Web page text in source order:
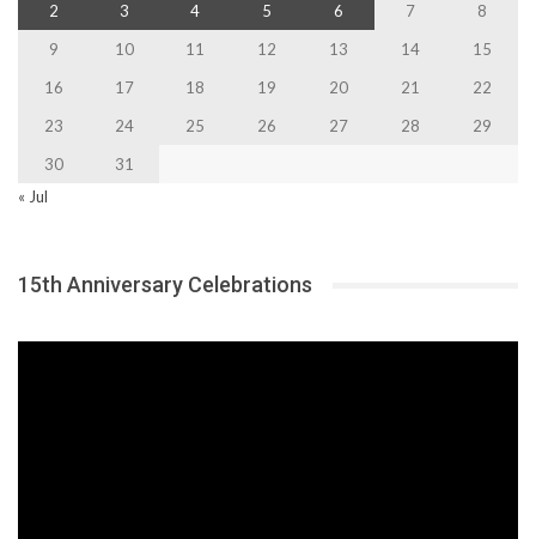
2
3 4 5 6 7
8
9
10 11 12 13 14
15
16
17 18 19 20 21
22
23
24 25 26 27 28
29
30
31
« Jul
15th Anniversary Celebrations